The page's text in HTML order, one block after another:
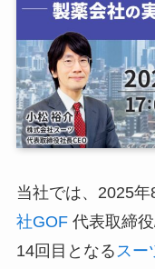
スーツ
当社では、2025年
社GOF代表取締
14回目となる スー